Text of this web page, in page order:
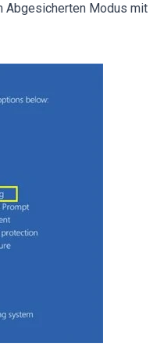
Abgesicherten Modus mit